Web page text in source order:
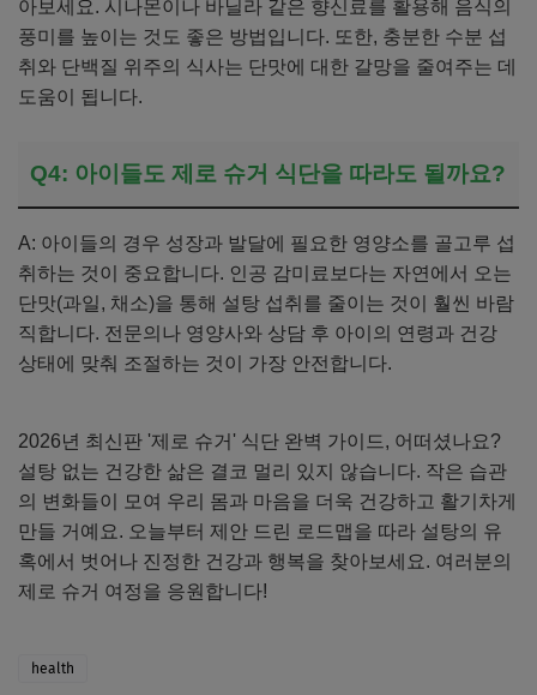
아보세요. 시나몬이나 바닐라 같은 향신료를 활용해 음식의
풍미를 높이는 것도 좋은 방법입니다. 또한, 충분한 수분 섭
취와 단백질 위주의 식사는 단맛에 대한 갈망을 줄여주는 데
도움이 됩니다.
Q4: 아이들도 제로 슈거 식단을 따라도 될까요?
A: 아이들의 경우 성장과 발달에 필요한 영양소를 골고루 섭
취하는 것이 중요합니다. 인공 감미료보다는 자연에서 오는
단맛(과일, 채소)을 통해 설탕 섭취를 줄이는 것이 훨씬 바람
직합니다. 전문의나 영양사와 상담 후 아이의 연령과 건강
상태에 맞춰 조절하는 것이 가장 안전합니다.
2026년 최신판 '제로 슈거' 식단 완벽 가이드, 어떠셨나요?
설탕 없는 건강한 삶은 결코 멀리 있지 않습니다. 작은 습관
의 변화들이 모여 우리 몸과 마음을 더욱 건강하고 활기차게
만들 거예요. 오늘부터 제안 드린 로드맵을 따라 설탕의 유
혹에서 벗어나 진정한 건강과 행복을 찾아보세요. 여러분의
제로 슈거 여정을 응원합니다!
health